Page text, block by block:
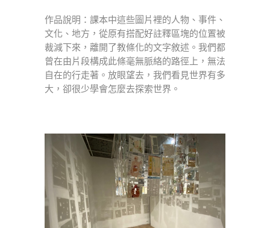
作品說明：課本中這些圖片裡的人物、事件、
文化、地方，從原有搭配好註釋區塊的位置被
裁減下來，離開了教條化的文字敘述。我們都
曾在由片段構成此條毫無脈絡的路徑上，無法
自在的行走著。放眼望去，我們看見世界有多
大，卻很少學會怎麼去探索世界。